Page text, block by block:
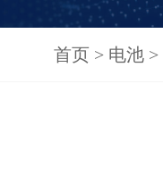
首页 > 电池 >